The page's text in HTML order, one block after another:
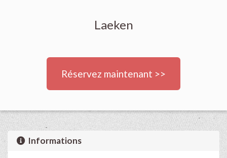
Laeken
Réservez maintenant >>
Informations